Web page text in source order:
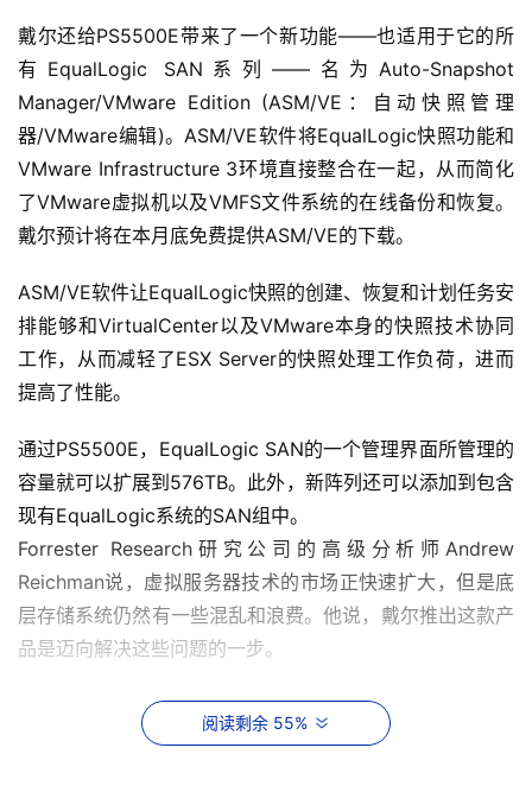
戴尔还给PS5500E带来了一个新功能——也适用于它的所
有EqualLogic SAN系列——名为Auto-Snapshot
Manager/VMware Edition (ASM/VE：自动快照管理
器/VMware编辑)。ASM/VE软件将EqualLogic快照功能和
VMware Infrastructure 3环境直接整合在一起，从而简化
了VMware虚拟机以及VMFS文件系统的在线备份和恢复。
戴尔预计将在本月底免费提供ASM/VE的下载。
ASM/VE软件让EqualLogic快照的创建、恢复和计划任务安
排能够和VirtualCenter以及VMware本身的快照技术协同
工作，从而减轻了ESX Server的快照处理工作负荷，进而
提高了性能。
通过PS5500E，EqualLogic SAN的一个管理界面所管理的
容量就可以扩展到576TB。此外，新阵列还可以添加到包含
现有EqualLogic系统的SAN组中。
Forrester Research研究公司的高级分析师Andrew
Reichman说，虚拟服务器技术的市场正快速扩大，但是底
层存储系统仍然有一些混乱和浪费。他说，戴尔推出这款产
品是迈向解决这些问题的一步。
“虽然服务器虚拟化很大程度上推动了SAN的采用，但是在
虚拟服务器环境下的存储管理却比较繁杂”。Reichman说，
阅读剩余 55%